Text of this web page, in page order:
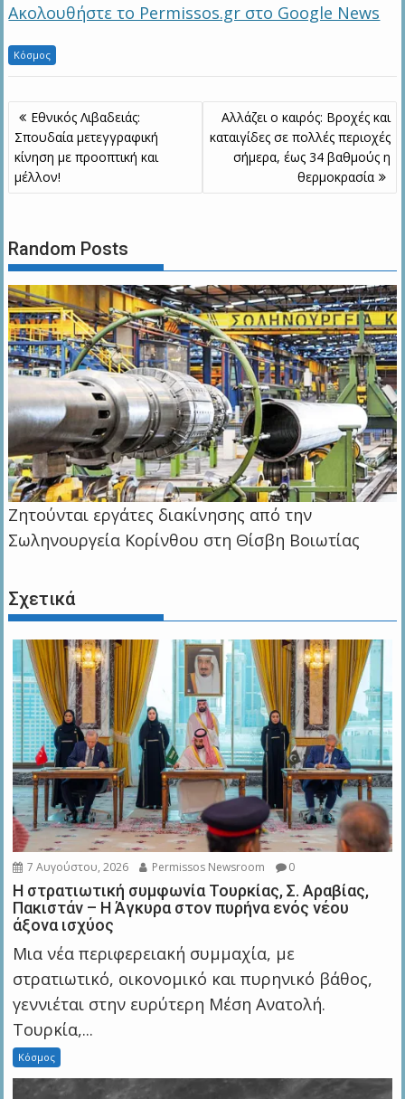
Ακολουθήστε το Permissos.gr στο Google News
Κόσμος
Πλοήγηση
άρθρων
Εθνικός Λιβαδειάς:
Σπουδαία μετεγγραφική
κίνηση με προοπτική και
μέλλον!
Αλλάζει ο καιρός: Βροχές και
καταιγίδες σε πολλές περιοχές
σήμερα, έως 34 βαθμούς η
θερμοκρασία
Random Posts
Ζητούνται εργάτες διακίνησης από την
Σωληνουργεία Κορίνθου στη Θίσβη Βοιωτίας
Σχετικά
7 Αυγούστου, 2026 Permissos Newsroom 0
Η στρατιωτική συμφωνία Τουρκίας, Σ. Αραβίας,
Πακιστάν – Η Άγκυρα στον πυρήνα ενός νέου
άξονα ισχύος
Μια νέα περιφερειακή συμμαχία, με
στρατιωτικό, οικονομικό και πυρηνικό βάθος,
γεννιέται στην ευρύτερη Μέση Ανατολή.
Τουρκία,...
Κόσμος